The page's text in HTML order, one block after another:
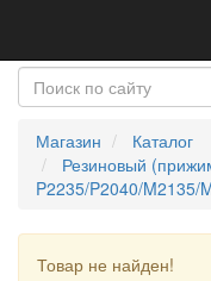
Магазин
Каталог
Резиновый
P2235/P2040/M2135/
Товар не найден!